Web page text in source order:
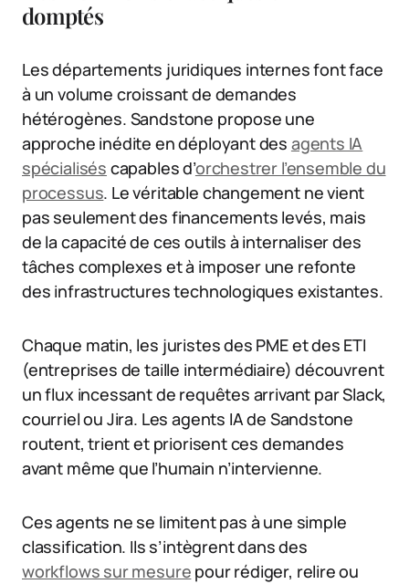
domptés
Les départements juridiques internes font face
à un volume croissant de demandes
hétérogènes. Sandstone propose une
approche inédite en déployant des agents IA
spécialisés capables d’orchestrer l’ensemble du
processus. Le véritable changement ne vient
pas seulement des financements levés, mais
de la capacité de ces outils à internaliser des
tâches complexes et à imposer une refonte
des infrastructures technologiques existantes.
Chaque matin, les juristes des PME et des ETI
(entreprises de taille intermédiaire) découvrent
un flux incessant de requêtes arrivant par Slack,
courriel ou Jira. Les agents IA de Sandstone
routent, trient et priorisent ces demandes
avant même que l’humain n’intervienne.
Ces agents ne se limitent pas à une simple
classification. Ils s’intègrent dans des
workflows sur mesure pour rédiger, relire ou